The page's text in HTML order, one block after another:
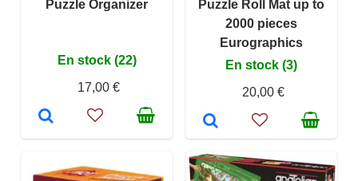
Puzzle Organizer
En stock (22)
17,00 €
Puzzle Roll Mat up to
2000 pieces
Eurographics
En stock (3)
20,00 €